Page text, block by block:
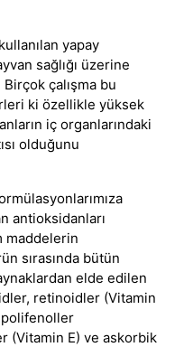
yapay
sağlığı üzerine
çalışma bu
ki özellikle yüksek
iç organlarındaki
olduğunu
antioksidanları
maddelerin
sırasında bütün
elde edilen
retinoidler (Vitamin
(Vitamin E) ve askorbik